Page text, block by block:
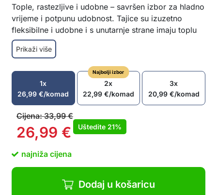
Tople, rastezljive i udobne – savršen izbor za hladno
vrijeme i potpunu udobnost. Tajice su izuzetno
fleksibilne i udobne i s unutarnje strane imaju toplu
podstavu. Univerzalna veličina za sve figure!
Ugodno tople tajice s podstavom.
Visok struk koji vizualno mršavi građu i izdužuje
Prekrasno oblikuju vaše noge
Savršeno pristaju tijelu
Univerzalna veličina
Visoka elastičnost, prozračne i udobne
Nema osjećaja zategnutosti
Prikaži više
1x
26,99€/komad
Najbolji izbor
2x
22,99 €/komad
3x
20,99 €/komad
Cijena:33,99€
26,99 € Uštedite 21%
najniža cijena
Dodaj u košaricu